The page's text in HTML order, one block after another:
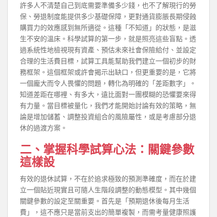
許多人不清楚自己到底需要準備多少錢，也不了解現行的勞
保、勞退制度能提供多少基礎保障，更對通貨膨脹長期侵蝕
購買力的效應感到無所適從。這種「不知道」的狀態，是滋
生不安的溫床。科學試算的第一步，就是照亮這些盲點。透
過系統性地檢視現有資產、預估未來社會保險給付、並設定
合理的生活費目標，試算工具能幫助我們建立一個初步的財
務框架。這個框架或許會揭示出缺口，但更重要的是，它將
一個龐大而令人畏懼的問題，轉化為明確的「差距數字」。
知道差距在哪裡、有多大，遠比面對一團模糊的恐懼要來得
有力量。當目標被量化，我們才能開始討論有效的策略，無
論是增加儲蓄、調整投資組合的風險屬性，或是考慮部分退
休的過渡方案。
二、掌握科學試算心法：關鍵參數
這樣設
有效的退休試算，不在於追求極致的預測準確度，而在於建
立一個貼近現實且可隨人生階段調整的動態模型。其中幾個
關鍵參數的設定至關重要。首先是「預期退休後每月生活
費」，這不應只是當前支出的簡單複製，而需考量健康照護